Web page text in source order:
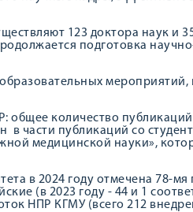
123 доктора наук и
подготовка
общее количество
в части публикаций со
медицинской науки»,
в 2024 году отмечена 78-мя
(в 2023 году - 44 и 1
НПР КГМУ (всего 212